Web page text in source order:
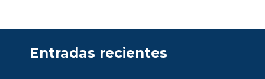
Entradas recientes